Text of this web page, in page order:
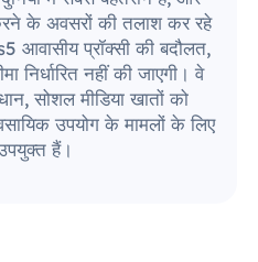
करने के अवसरों की तलाश कर रहे
प्रॉक्सी की बदौलत,
नहीं की जाएगी। वे
सोशल मीडिया खातों को
उपयोग के मामलों के लिए
हैं।